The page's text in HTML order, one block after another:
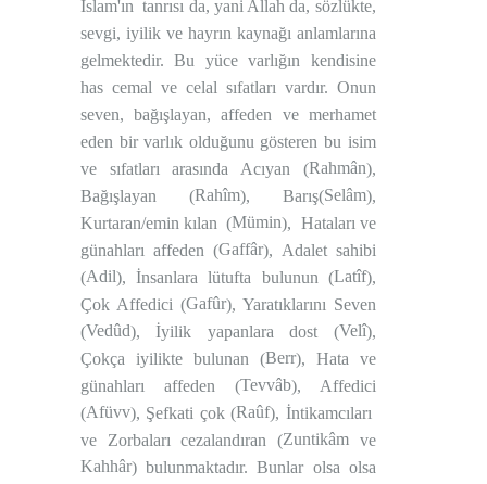
İslam'ın tanrısı da, yani Allah da, sözlükte,
sevgi, iyilik ve hayrın kaynağı anlamlarına
gelmektedir. Bu yüce varlığın kendisine
has cemal ve celal sıfatları vardır. Onun
seven, bağışlayan, affeden ve merhamet
eden bir varlık olduğunu gösteren bu isim
ve sıfatları arasında Acıyan (Rahmân),
Bağışlayan (Rahîm), Barış(Selâm),
Kurtaran/emin kılan (Mümin), Hataları ve
günahları affeden (Gaffâr), Adalet sahibi
(Adil), İnsanlara lütufta bulunun (Latîf),
Çok Affedici (Gafûr), Yaratıklarını Seven
(Vedûd), İyilik yapanlara dost (Velî),
Çokça iyilikte bulunan (Berr), Hata ve
günahları affeden (Tevvâb), Affedici
(Afüvv), Şefkati çok (Raûf), İntikamcıları
ve Zorbaları cezalandıran (Zuntikâm ve
Kahhâr) bulunmaktadır. Bunlar olsa olsa